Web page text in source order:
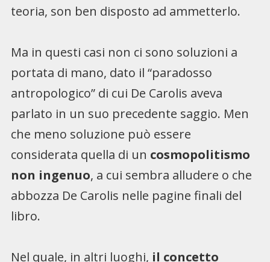
teoria, son ben disposto ad ammetterlo.
Ma in questi casi non ci sono soluzioni a
portata di mano, dato il “paradosso
antropologico” di cui De Carolis aveva
parlato in un suo precedente saggio. Men
che meno soluzione può essere
considerata quella di un cosmopolitismo
non ingenuo, a cui sembra alludere o che
abbozza De Carolis nelle pagine finali del
libro.
Nel quale, in altri luoghi, il concetto